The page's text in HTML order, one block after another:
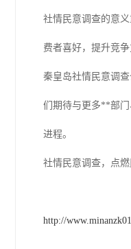
社情民意调查的意
费者喜好，提升竞
秦皇岛社情民意调
们期待与更多**部
进程。
社情民意调查，点
http://